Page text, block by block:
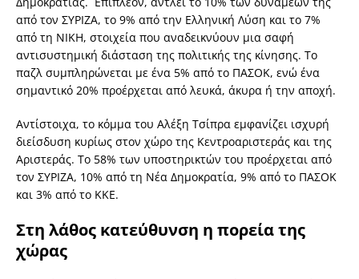
από τον ΣΥΡΙΖΑ, το 9% από την Ελληνική Λύση και το 7%
από τη ΝΙΚΗ, στοιχεία που αναδεικνύουν μια σαφή
αντισυστημική διάσταση της πολιτικής της κίνησης. Το
παζλ συμπληρώνεται με ένα 5% από το ΠΑΣΟΚ, ενώ ένα
σημαντικό 20% προέρχεται από λευκά, άκυρα ή την αποχή.
Αντίστοιχα, το κόμμα του Αλέξη Τσίπρα εμφανίζει ισχυρή
διείσδυση κυρίως στον χώρο της Κεντροαριστεράς και της
Αριστεράς. Το 58% των υποστηρικτών του προέρχεται από
τον ΣΥΡΙΖΑ, 10% από τη Νέα Δημοκρατία, 9% από το ΠΑΣΟΚ
και 3% από το ΚΚΕ.
Στη λάθος κατεύθυνση η πορεία της
χώρας